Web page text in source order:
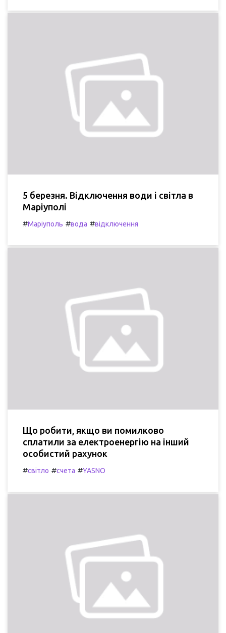
5 березня. Відключення води і світла в
Маріуполі
#Маріуполь #вода #відключення
Що робити, якщо ви помилково
сплатили за електроенергію на інший
особистий рахунок
#світло #счета #YASNO